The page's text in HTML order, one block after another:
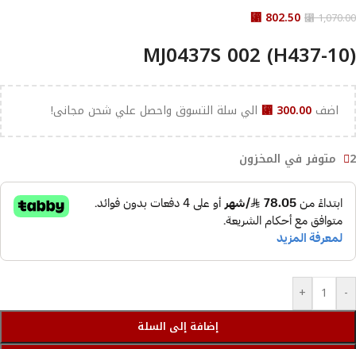
⃁1,070.00
⃁ 802.50
MJ0437S 002 (H437-10)
اضف ⃁ 300.00 الي سلة التسوق واحصل علي شحن مجانى!
2 متوفر في المخزون
-
+
إضافة إلى السلة